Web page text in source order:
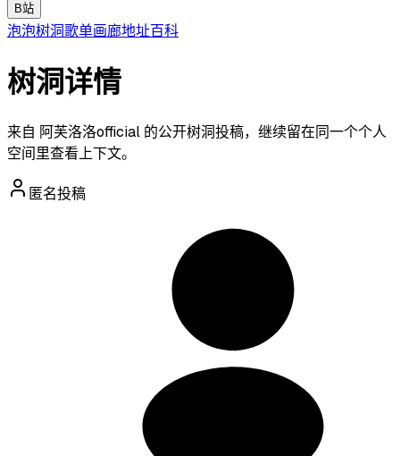
B站
泡泡树洞歌单画廊地址百科
树洞详情
来自 阿芙洛洛official 的公开树洞投稿，继续留在同一个个人
空间里查看上下文。
匿名投稿